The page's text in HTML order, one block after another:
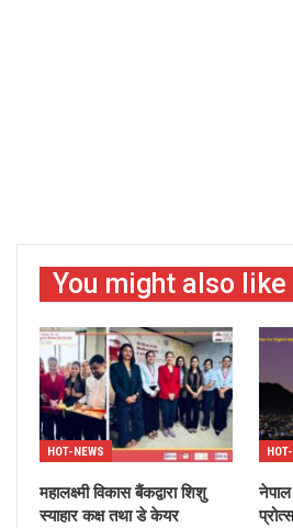
You might also like
HOT-NEWS
महालक्ष्मी विकास बैंकद्वारा शिशु
स्याहार कक्ष तथा डे केयर